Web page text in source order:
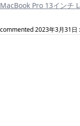
MacBook Pro 13インチ
commented2023年3月31日 :